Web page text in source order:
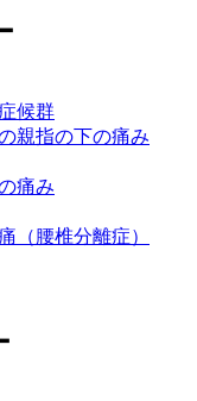
候群
親指の下の痛み
痛み
（腰椎分離症）